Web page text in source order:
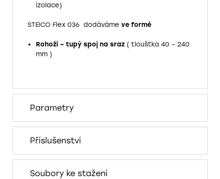
Parametry
Příslušenství
Soubory ke stažení
izolace)
STEICO Flex 036 dodáváme ve formě
Rohoží – tupý spoj na sraz ( tloušťka 40 – 240
mm )